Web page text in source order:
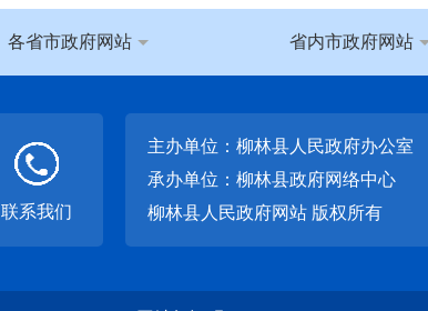
各省市政府网站 省内市政府网站
联系我们
主办单位：柳林县人民政府办公室
承办单位：柳林县政府网络中心
柳林县人民政府网站 版权所有